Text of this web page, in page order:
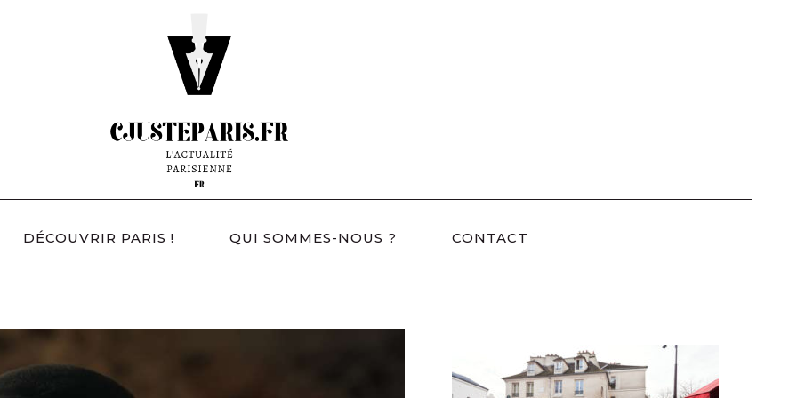
DÉCOUVRIR PARIS ! QUI SOMMES-NOUS ? CONTACT